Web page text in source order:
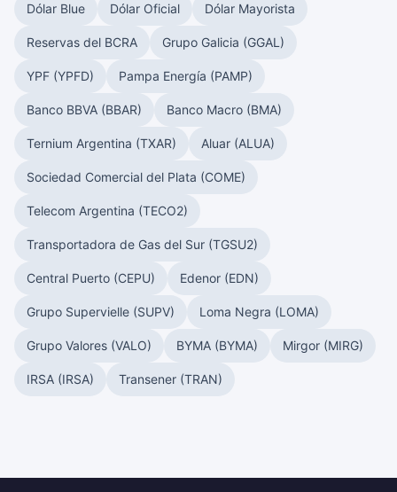
Dólar Blue Dólar Oficial Dólar Mayorista
Reservas del BCRA Grupo Galicia (GGAL)
YPF (YPFD) Pampa Energía (PAMP)
Banco BBVA (BBAR) Banco Macro (BMA)
Ternium Argentina (TXAR) Aluar (ALUA)
Sociedad Comercial del Plata (COME)
Telecom Argentina (TECO2)
Transportadora de Gas del Sur (TGSU2)
Central Puerto (CEPU) Edenor (EDN)
Grupo Supervielle (SUPV) Loma Negra (LOMA)
Grupo Valores (VALO) BYMA (BYMA) Mirgor (MIRG)
IRSA (IRSA) Transener (TRAN)